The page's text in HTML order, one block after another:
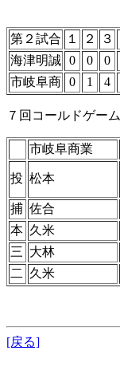
第２試合 １ ２ ３
海津明誠 0 0 0
市岐阜商 0 1 4
７回コールドゲーム
市岐阜商業
投 松本
捕 佐合
本 久米
三 大林
二
久米
[戻る]